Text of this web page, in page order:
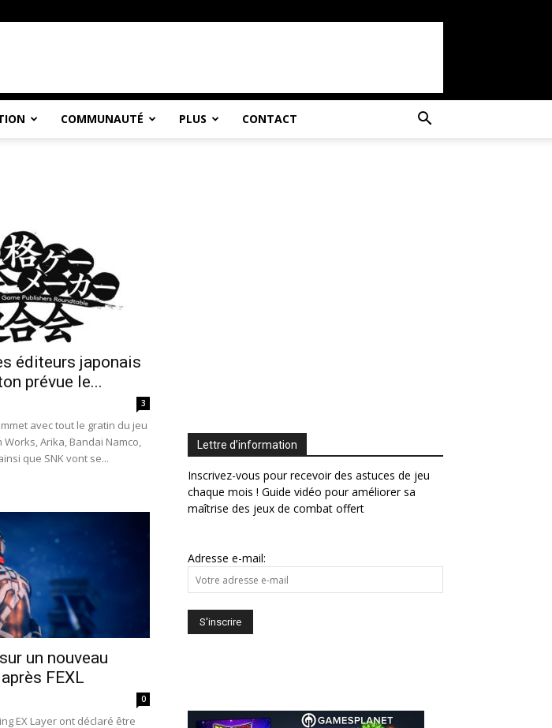
COMMUNAUTÉ PLUS CONTACT
éditeurs japonais
prévue le...
3
avec tout le gratin du jeu
Works, Arika, Bandai Namco,
que SNK vont se...
un nouveau
FEXL
0
EX Layer ont déclaré être
Lettre d’information
Inscrivez-vous pour recevoir des astuces de jeu
chaque mois ! Guide vidéo pour améliorer sa
maîtrise des jeux de combat offert
Adresse e-mail: